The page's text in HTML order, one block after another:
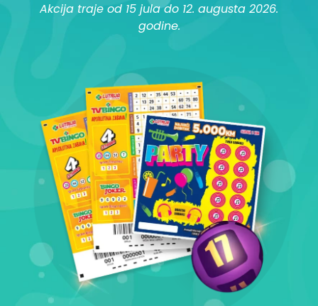
Akcija traje od 15 jula do 12. augusta 2026.
godine.